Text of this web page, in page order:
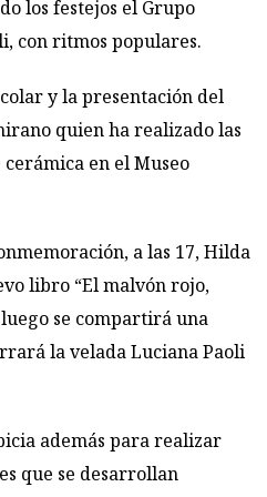
los festejos el Grupo
con ritmos populares.
y la presentación del
quien ha realizado las
en el Museo
a las 17, Hilda
libro “El malvón rojo,
se compartirá una
la velada Luciana Paoli
además para realizar
que se desarrollan